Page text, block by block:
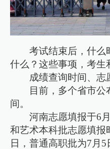
考试结束后，什么
什么？这些事项，考生
成绩查询时间、
目前，多个省市
间。
河南志愿填报于6
和艺术本科批志愿填报
日，普通高职批为7月5